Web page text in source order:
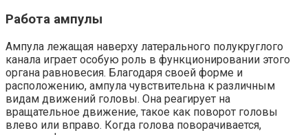
Работа ампулы
Ампула лежащая наверху латерального полукруглого
канала играет особую роль в функционировании этого
органа равновесия. Благодаря своей форме и
расположению, ампула чувствительна к различным
видам движений головы. Она реагирует на
вращательное движение, такое как поворот головы
влево или вправо. Когда голова поворачивается,